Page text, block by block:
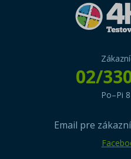
02/
Po–Pi
Email pre